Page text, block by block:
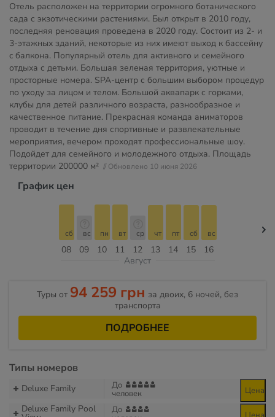
Отель расположен на территории огромного ботанического
сада с экзотическими растениями. Был открыт в 2010 году,
последняя реновация проведена в 2020 году. Состоит из 2- и
3-этажных зданий, некоторые из них имеют выход к бассейну
c балкона. Популярный отель для активного и семейного
отдыха с детьми. Большая зеленая территория, уютные и
просторные номера. SPA-центр с большим выбором процедур
по уходу за лицом и телом. Большой аквапарк с горками,
клубы для детей различного возраста, разнообразное и
качественное питание. Прекрасная команда аниматоров
проводит в течение дня спортивные и развлекательные
мероприятия, вечером проходят профессиональные шоу.
Подойдет для семейного и молодежного отдыха. Площадь
территории 200000 м² // Обновлено 10 июня 2026
График цен
08
сб
09
вс
10
пн
11
вт
12
ср
13
чт
14
пт
15
сб
16
вс
Август
Туры от 94 259 грн за двоих, 6 ночей, без
транспорта
ПОДРОБНЕЕ
Типы номеров
Deluxe Family До
человек Цена
Deluxe Family Pool До